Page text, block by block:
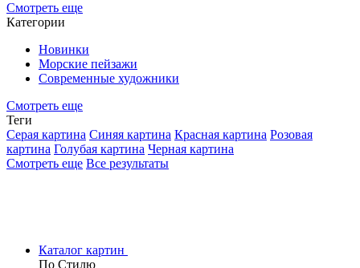
Смотреть еще
Категории
Новинки
Морские пейзажи
Современные художники
Смотреть еще
Теги
Серая картина Синяя картина Красная картина Розовая
картина Голубая картина Черная картина
Смотреть еще Все результаты
Каталог картин
По Стилю